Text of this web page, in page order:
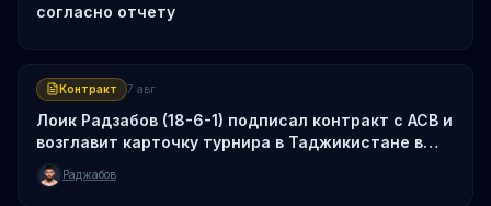
согласно отчету
Контракт 7 авг.
Лоик Радзабов (18-6-1) подписал контракт с ACB и
возглавит карточку турнира в Таджикистане в
октябре
Раджабов